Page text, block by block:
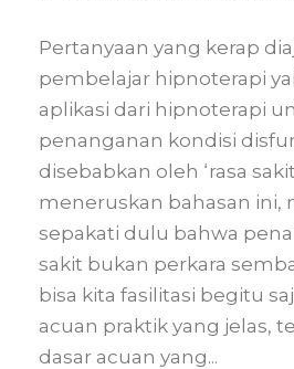
Pertanyaan yang kerap
pembelajar hipnoterapi
aplikasi dari hipnoterapi
penanganan kondisi
disebabkan oleh ‘rasa
meneruskan bahasan ini,
sepakati dulu bahwa
sakit bukan perkara
bisa kita fasilitasi begitu
acuan praktik yang jelas,
dasar acuan yang...